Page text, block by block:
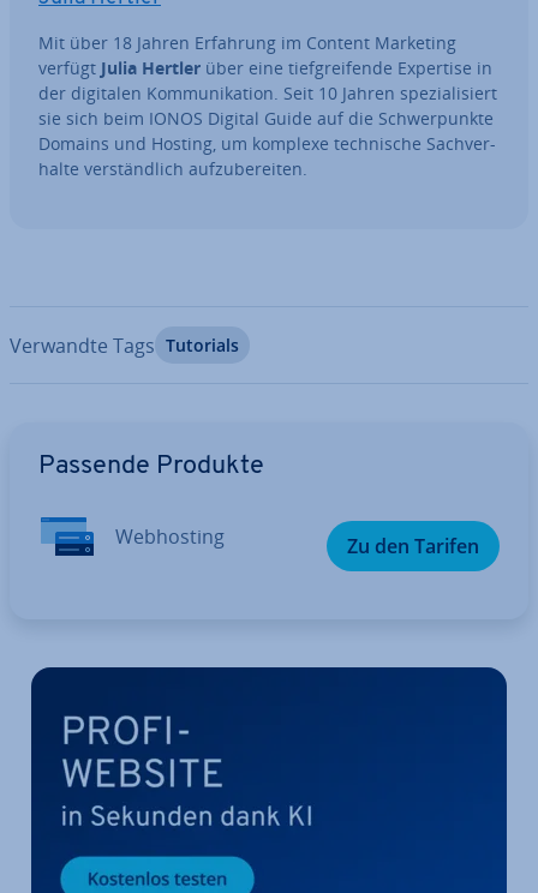
Mit über 18 Jahren Erfahrung im Content Marketing
verfügt Julia Hertler über eine tief­grei­fen­de Expertise in
der digitalen Kom­mu­ni­ka­ti­on. Seit 10 Jahren spe­zia­li­siert
sie sich beim IONOS Digital Guide auf die Schwer­punk­te
Domains und Hosting, um komplexe tech­ni­sche Sach­ver­
hal­te ver­ständ­lich auf­zu­be­rei­ten.
Verwandte Tags Tutorials
Passende Produkte
Web­hos­ting Zu den Tarifen